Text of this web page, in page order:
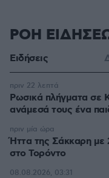
ΡΟΗ
Ειδήσεις
Ρωσικά πλήγματα σε
ανάμεσά τους ένα
πριν 22 λεπτά
Ήττα της Σάκκαρη με
στο Τορόντο
πριν μία ώρα
08.08.2026, 03:31